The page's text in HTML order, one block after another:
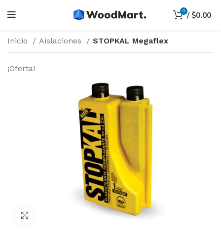
0 / $0.00
Inicio Aislaciones STOPKAL Megaflex
¡Oferta!
Haga Click para agrandar